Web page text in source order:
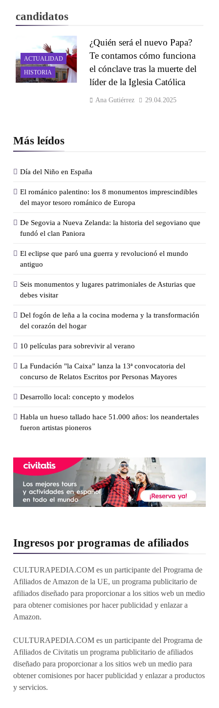
Más leídos
Día del Niño en España
El románico palentino: los 8 monumentos imprescindibles
del mayor tesoro románico de Europa
De Segovia a Nueva Zelanda: la historia del segoviano que
fundó el clan Paniora
El eclipse que paró una guerra y revolucionó el mundo
antiguo
Seis monumentos y lugares patrimoniales de Asturias que
debes visitar
Del fogón de leña a la cocina moderna y la transformación
del corazón del hogar
10 películas para sobrevivir al verano
La Fundación "la Caixa” lanza la 13ª convocatoria del
concurso de Relatos Escritos por Personas Mayores
Desarrollo local: concepto y modelos
Ha­bla un hue­so ta­lla­do hace 51.000 años: los nean­der­ta­les
fue­ron ar­tis­tas pio­ne­ros
candidatos
ACTUALIDAD
HISTORIA
¿Quién será el nuevo Papa?
Te contamos cómo funciona
el cónclave tras la muerte del
líder de la Iglesia Católica
Ana Gutiérrez 29.04.2025
Ingresos por programas de afiliados
CULTURAPEDIA.COM es un participante del Programa de
Afiliados de Amazon de la UE, un programa publicitario de
afiliados diseñado para proporcionar a los sitios web un medio
para obtener comisiones por hacer publicidad y enlazar a
Amazon.
CULTURAPEDIA.COM es un participante del Programa de
Afiliados de Civitatis un programa publicitario de afiliados
diseñado para proporcionar a los sitios web un medio para
obtener comisiones por hacer publicidad y enlazar a productos
y servicios.